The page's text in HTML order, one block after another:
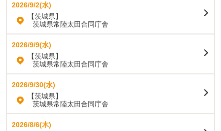
2026/9/2(水)
【茨城県】
茨城県常陸太田合同庁舎
2026/9/9(水)
【茨城県】
茨城県常陸太田合同庁舎
2026/9/30(水)
【茨城県】
茨城県常陸太田合同庁舎
2026/8/6(木)